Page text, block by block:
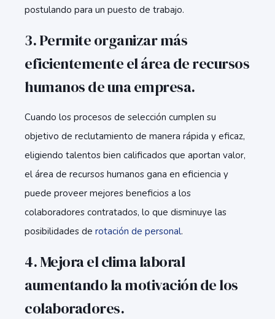
postulando para un puesto de trabajo.
3. Permite organizar más
eficientemente el área de recursos
humanos de una empresa.
Cuando los procesos de selección cumplen su
objetivo de reclutamiento de manera rápida y eficaz,
eligiendo talentos bien calificados que aportan valor,
el área de recursos humanos gana en eficiencia y
puede proveer mejores beneficios a los
colaboradores contratados, lo que disminuye las
posibilidades de rotación de personal.
4. Mejora el clima laboral
aumentando la motivación de los
colaboradores.